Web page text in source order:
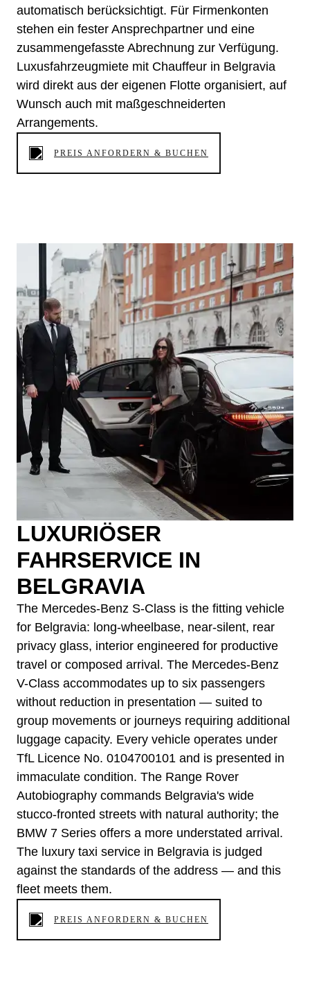
automatisch berücksichtigt. Für Firmenkonten
stehen ein fester Ansprechpartner und eine
zusammengefasste Abrechnung zur Verfügung.
Luxusfahrzeugmiete mit Chauffeur in Belgravia
wird direkt aus der eigenen Flotte organisiert, auf
Wunsch auch mit maßgeschneiderten
Arrangements.
PREIS ANFORDERN & BUCHEN
LUXURIÖSER
FAHRSERVICE IN
BELGRAVIA
The Mercedes-Benz S-Class is the fitting vehicle
for Belgravia: long-wheelbase, near-silent, rear
privacy glass, interior engineered for productive
travel or composed arrival. The Mercedes-Benz
V-Class accommodates up to six passengers
without reduction in presentation — suited to
group movements or journeys requiring additional
luggage capacity. Every vehicle operates under
TfL Licence No. 0104700101 and is presented in
immaculate condition. The Range Rover
Autobiography commands Belgravia's wide
stucco-fronted streets with natural authority; the
BMW 7 Series offers a more understated arrival.
The luxury taxi service in Belgravia is judged
against the standards of the address — and this
fleet meets them.
PREIS ANFORDERN & BUCHEN